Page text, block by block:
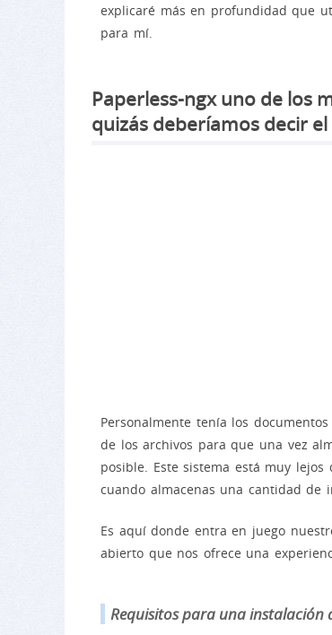
explicaré más en profundidad que
para mí.
Paperless-ngx uno de los
quizás deberíamos decir
Personalmente tenía los
de los archivos para que una vez
posible. Este sistema está muy
cuando almacenas una cantidad de
Es aquí donde entra en juego
abierto que nos ofrece una
Requisitos para una instalación